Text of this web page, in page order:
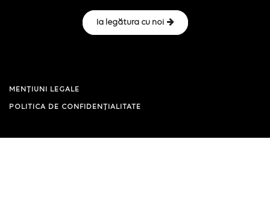
Ia legătura cu noi
MENȚIUNI LEGALE
POLITICA DE CONFIDENȚIALITATE